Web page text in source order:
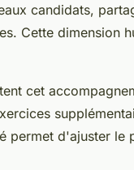
candidats,
Cette dimension
cet
permet d'ajuster le